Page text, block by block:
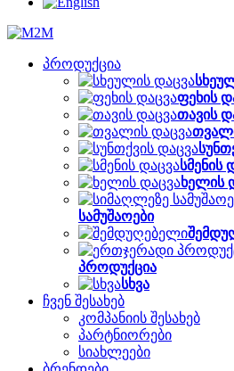
პროდუქცია
ფეხის
თავის
სმენის
ხელის
სამუშაოები
პროდუქცია
სხვა
ჩვენ შესახებ
კომპანიის შესახებ
პარტნიორები
სიახლეები